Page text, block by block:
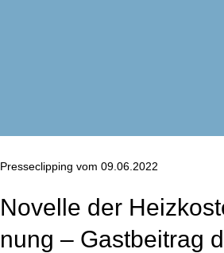
Pres­se­clip­ping vom 09.06.2022
Novelle der
nung – Gast­bei­trag